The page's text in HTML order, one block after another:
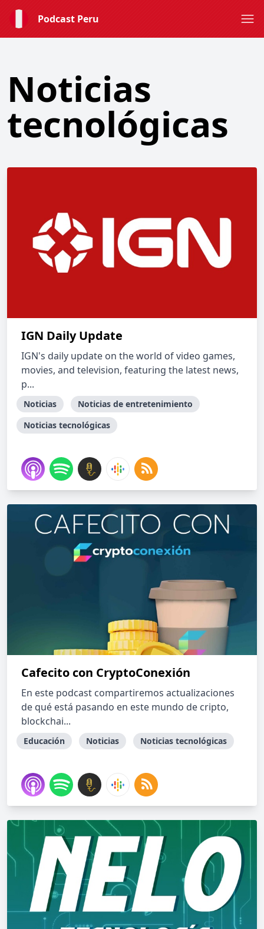
Podcast Peru
Noticias
tecnológicas
IGN Daily Update
IGN's daily update on the world of video games,
movies, and television, featuring the latest news,
p...
Noticias
Noticias de entretenimiento
Noticias tecnológicas
Cafecito con CryptoConexión
En este podcast compartiremos actualizaciones
de qué está pasando en este mundo de cripto,
blockchai...
Educación Noticias Noticias tecnológicas